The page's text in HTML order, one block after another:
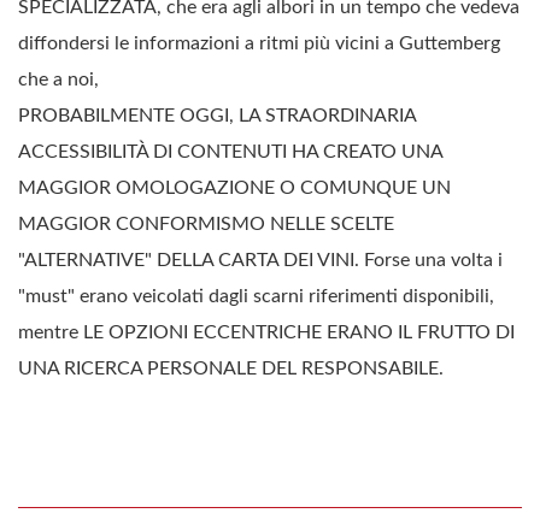
SPECIALIZZATA, che era agli albori in un tempo che vedeva
diffondersi le informazioni a ritmi più vicini a Guttemberg
che a noi,
PROBABILMENTE OGGI, LA STRAORDINARIA
ACCESSIBILITÀ DI CONTENUTI HA CREATO UNA
MAGGIOR OMOLOGAZIONE O COMUNQUE UN
MAGGIOR CONFORMISMO NELLE SCELTE
"ALTERNATIVE" DELLA CARTA DEI VINI. Forse una volta i
"must" erano veicolati dagli scarni riferimenti disponibili,
mentre LE OPZIONI ECCENTRICHE ERANO IL FRUTTO DI
UNA RICERCA PERSONALE DEL RESPONSABILE.